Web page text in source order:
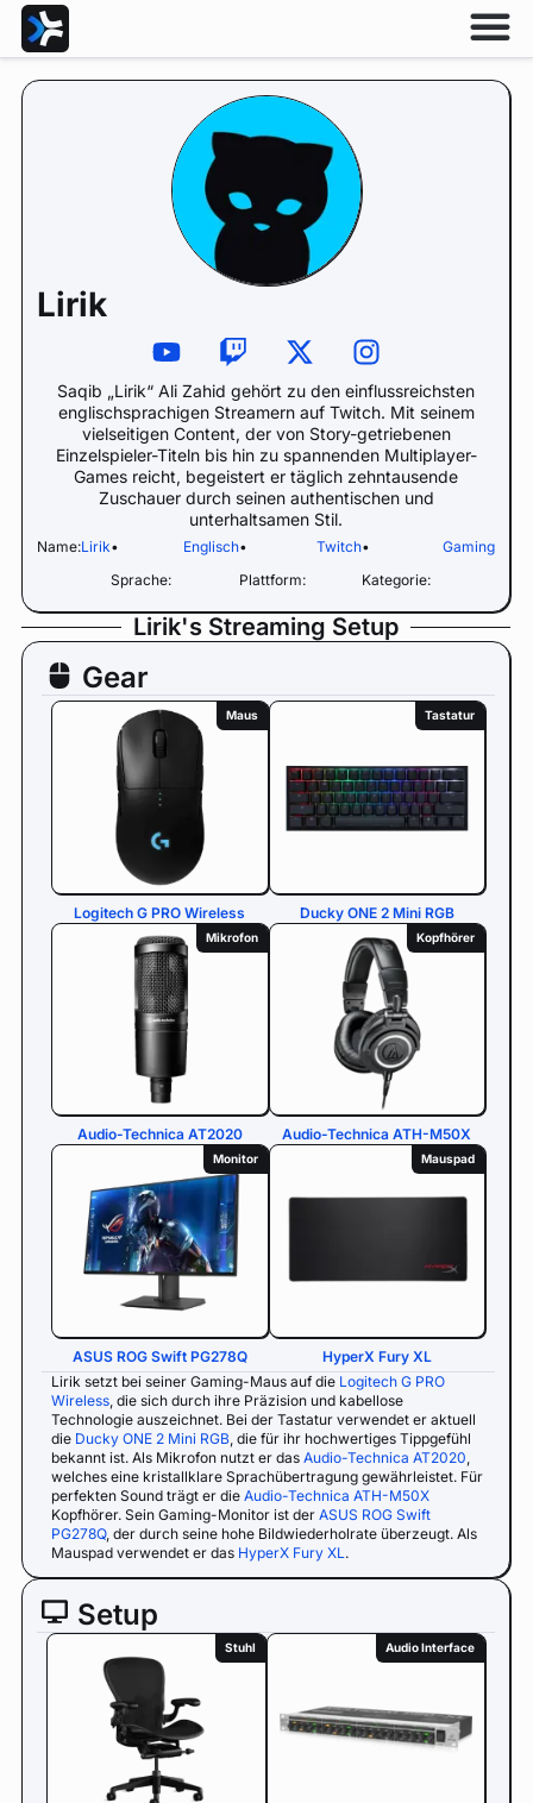
Lirik
Saqib „Lirik“ Ali Zahid gehört zu den einflussreichsten
englischsprachigen Streamern auf Twitch. Mit seinem
vielseitigen Content, der von Story-getriebenen
Einzelspieler-Titeln bis hin zu spannenden Multiplayer-
Games reicht, begeistert er täglich zehntausende
Zuschauer durch seinen authentischen und
unterhaltsamen Stil.
Name:Lirik•
Sprache:
Englisch•
Plattform:
Twitch•
Kategorie:
Gaming
Lirik's Streaming Setup
Gear
Maus
Logitech G PRO Wireless
Tastatur
Ducky ONE 2 Mini RGB
Mikrofon
Audio-Technica AT2020
Kopfhörer
Audio-Technica ATH-M50X
Monitor
ASUS ROG Swift PG278Q
Mauspad
HyperX Fury XL
Lirik setzt bei seiner Gaming-Maus auf die Logitech G PRO
Wireless , die sich durch ihre Präzision und kabellose
Technologie auszeichnet. Bei der Tastatur verwendet er aktuell
die Ducky ONE 2 Mini RGB , die für ihr hochwertiges Tippgefühl
bekannt ist. Als Mikrofon nutzt er das Audio-Technica AT2020
welches eine kristallklare Sprachübertragung gewährleistet. Für
perfekten Sound trägt er die Audio-Technica ATH-M50X
Kopfhörer. Sein Gaming-Monitor ist der ASUS ROG Swift
PG278Q, der durch seine hohe Bildwiederholrate überzeugt. Als
Mauspad verwendet er das HyperX Fury XL .
Setup
Stuhl Audio Interface